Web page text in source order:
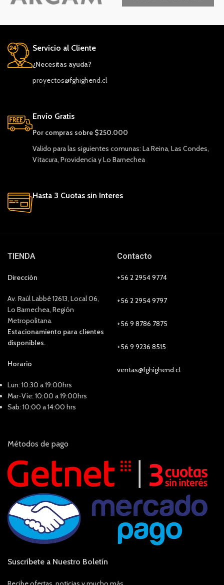
Servicio al Cliente
¿Necesitas ayuda?
proyectos@fghighend.cl
Envío Gratis
Por compras sobre $250.000
Valido para las siguientes comunas: La Reina, Las Condes,
Vitacura, Providencia y Lo Barnechea
Hasta 3 Cuotas sin Interes
TIENDA
Dirección
Av. Raúl Labbé 12613, Local 06,
Lo Barnechea, Región
Metropolitana.
Estacionamiento para clientes
disponibles.
Horario
Lun: 10:30 a 19:00hrs
Mar-Vie: 10:00 a 19:00hrs
Sab: 10:00 a 14:00 hrs
Contacto
+56 2 2954 9774
+56 2 2954 9797
+56 9 8786 7875
+56 9 9236 8515
ventas@fghighend.cl
Métodos de pago
Suscríbete a Nuestro Boletín